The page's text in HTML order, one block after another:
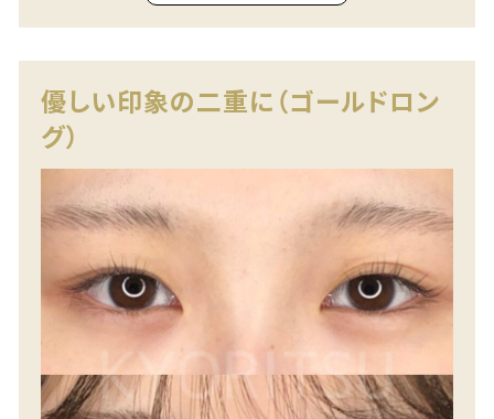
優しい印象の二重に（ゴールドロン
グ）